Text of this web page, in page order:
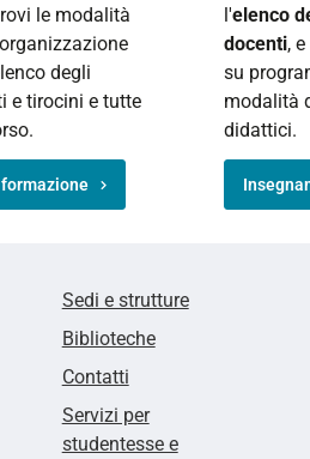
le modalità
degli
e tirocini e tutte
l'elenco
docenti,
su
modalità
didattici.
Sedi e strutture
Biblioteche
Contatti
Servizi per
studentesse e